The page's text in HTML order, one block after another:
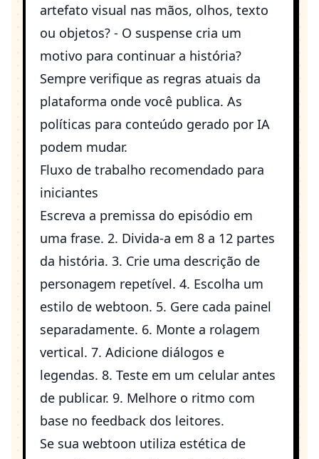
artefato visual nas mãos, olhos, texto
ou objetos? - O suspense cria um
motivo para continuar a história?
Sempre verifique as regras atuais da
plataforma onde você publica. As
políticas para conteúdo gerado por IA
podem mudar.
Fluxo de trabalho recomendado para
iniciantes
Escreva a premissa do episódio em
uma frase. 2. Divida-a em 8 a 12 partes
da história. 3. Crie uma descrição de
personagem repetível. 4. Escolha um
estilo de webtoon. 5. Gere cada painel
separadamente. 6. Monte a rolagem
vertical. 7. Adicione diálogos e
legendas. 8. Teste em um celular antes
de publicar. 9. Melhore o ritmo com
base no feedback dos leitores.
Se sua webtoon utiliza estética de